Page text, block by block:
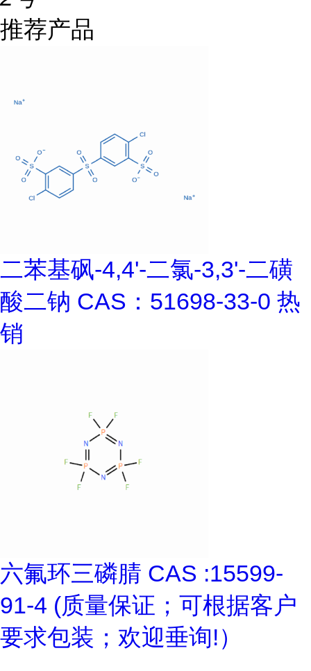
推荐产品
二苯基砜-4,4'-二氯-3,3'-二磺
酸二钠 CAS：51698-33-0 热
销
六氟环三磷腈 CAS :15599-
91-4 (质量保证；可根据客户
要求包装；欢迎垂询!）